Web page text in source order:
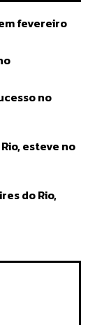
fevereiro
no
esteve no
do Rio,